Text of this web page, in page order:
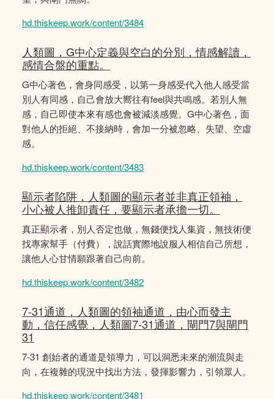
hd.thiskeep.work/content/3484
人類圖，G中心定義與空白的分別，情感解讀，
感情合盤的重點。
G中心著色，會身同感受，以第一身感受代入他人感受當
別人有同感，自己會放大嚮往有feel與共鳴感。若別人無
感，自己即使本來有感也會被減淡感覺。G中心著色，面
對他人的拒絕、不接納時，會加一分被忽略、失望、空虛
感。
hd.thiskeep.work/content/3483
顯示者陷阱，人類圖的顯示者並非真正領袖，
小心被人推卸責任，要顯示者承擔一切。
真正顯示者，別人否定也做，無錢便找人集資，無技術便
找專家幫手（付費），說話實際地說服人相信自己所想，
讓他人心甘情願跟著自己向前。
hd.thiskeep.work/content/3482
7-31通道，人類圖的領袖通道，由心而發主
動，信任感覺，人類圖7-31通道，閘門7與閘門
31
7-31 創始者的通道是領導力，可以洞悉未來的潮流與走
向，在複雜的現況中找出方法，發揮影響力，引領眾人。
hd.thiskeep.work/content/3481